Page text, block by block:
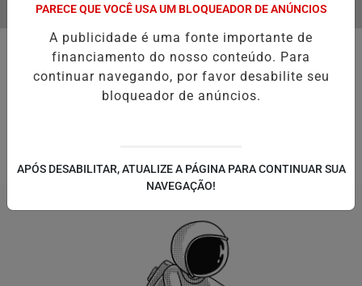
HOMENAGEIA UZIEL BUENO NO TERRAÇO MINEIRO
EM ALTA
MENU
PARECE QUE VOCÊ USA UM BLOQUEADOR DE ANÚNCIOS
A publicidade é uma fonte importante de
financiamento do nosso conteúdo. Para
continuar navegando, por favor desabilite seu
bloqueador de anúncios.
APÓS DESABILITAR, ATUALIZE A PÁGINA PARA CONTINUAR SUA
NAVEGAÇÃO!